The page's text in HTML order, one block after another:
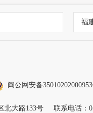
福
闽公网安备
北大路133号 联系电话：